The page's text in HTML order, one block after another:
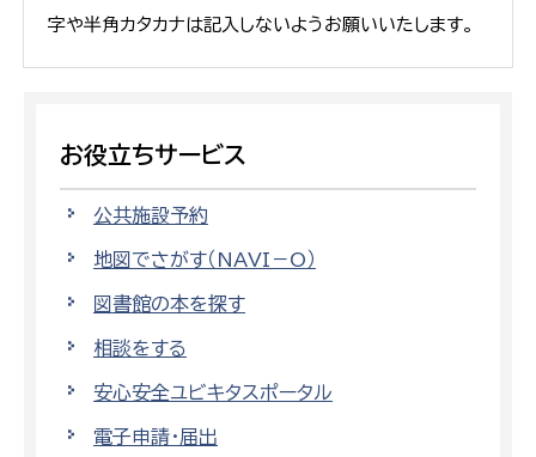
字や半角カタカナは記入しないようお願いいたします。
お役立ちサービス
公共施設予約
地図でさがす（NAVI－O）
図書館の本を探す
相談をする
安心安全ユビキタスポータル
電子申請・届出